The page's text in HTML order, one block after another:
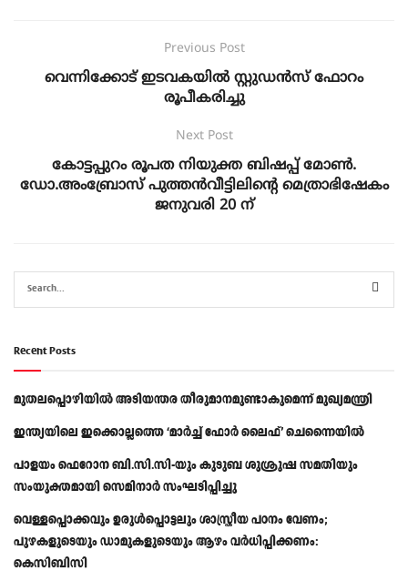
Previous Post
വെന്നിക്കോട് ഇടവകയിൽ സ്റ്റുഡൻസ് ഫോറം
രൂപീകരിച്ചു
Next Post
കോട്ടപ്പുറം രൂപത നിയുക്ത ബിഷപ്പ് മോൺ.
ഡോ.അംബ്രോസ് പുത്തൻവീട്ടിലിന്റെ മെത്രാഭിഷേകം
ജനുവരി 20 ന്
Recent Posts
മുതലപ്പൊഴിയിൽ അടിയന്തര തീരുമാനമുണ്ടാകുമെന്ന് മുഖ്യമന്ത്രി
ഇന്ത്യയിലെ ഇക്കൊല്ലത്തെ ‘മാർച്ച് ഫോർ ലൈഫ്’ ചെന്നൈയിൽ
പാളയം ഫെറോന ബി.സി.സി-യും കുടുബ ശുശ്രൂഷ സമതിയും
സംയുക്തമായി സെമിനാർ സംഘടിപ്പിച്ചു
വെള്ളപ്പൊക്കവും ഉരുള്‍പ്പൊട്ടലും ശാസ്ത്രീയ പഠനം വേണം;
പുഴകളുടെയും ഡാമുകളുടെയും ആഴം വര്‍ധിപ്പിക്കണം:
കെസിബിസി